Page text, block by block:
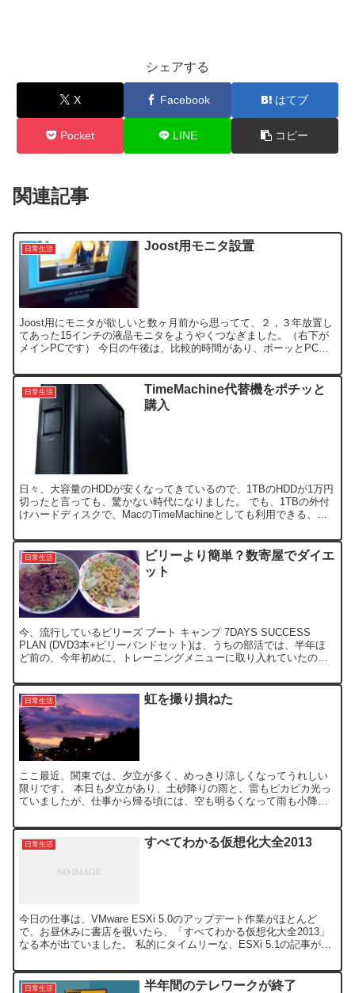
シェアする
X Facebook はてブ
Pocket LINE コピー
関連記事
日常生活 Joost用モニタ設置
Joost用にモニタが欲しいと数ヶ月前から思ってて、２，３年放置し
てあった15インチの液晶モニタをようやくつなぎました。（右下が
メインPCです） 今日の午後は、比較的時間があり、ボーッとPCの
日常生活
TimeMachine代替機をポチッと
購入
日々、大容量のHDDが安くなってきているので、1TBのHDDが1万円
切ったと言っても、驚かない時代になりました。 でも、1TBの外付
けハードディスクで、MacのTimeMachineとしても利用できる、市
日常生活
ビリーより簡単？数寄屋でダイエ
ット
今、流行しているビリーズ ブート キャンプ 7DAYS SUCCESS
PLAN (DVD3本+ビリーバンドセット)は、うちの部活では、半年ほ
ど前の、今年初めに、トレーニングメニューに取り入れていたの
日常生活 虹を撮り損ねた
ここ最近、関東では、夕立が多く、めっきり涼しくなってうれしい
限りです。 本日も夕立があり、土砂降りの雨と、雷もピカピカ光っ
ていましたが、仕事から帰る頃には、空も明るくなって雨も小降り
日常生活 すべてわかる仮想化大全2013
今日の仕事は、VMware ESXi 5.0のアップデート作業がほとんど
で、お昼休みに書店を覗いたら、「すべてわかる仮想化大全2013」
なる本が出ていました。 私的にタイムリーな、ESXi 5.1の記事が掲
日常生活 半年間のテレワークが終了